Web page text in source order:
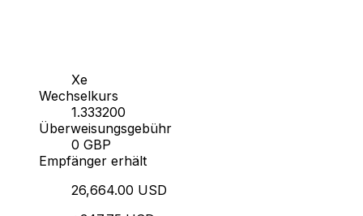
Xe
Wechselkurs
1.333200
Überweisungsgebühr
0 GBP
Empfänger erhält
26,664.00 USD